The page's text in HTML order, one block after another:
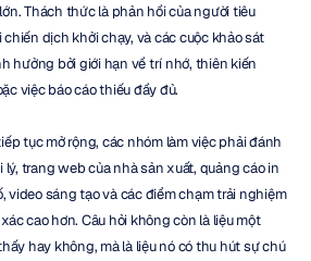
Thách thức là phản hồi của người tiêu
dịch khởi chạy, và các cuộc khảo sát
hưởng bởi giới hạn về trí nhớ, thiên kiến
việc báo cáo thiếu đầy đủ.
tục mở rộng, các nhóm làm việc phải đánh
trang web của nhà sản xuất, quảng cáo in
video sáng tạo và các điểm chạm trải nghiệm
cao hơn. Câu hỏi không còn là liệu một
hay không, mà là liệu nó có thu hút sự chú